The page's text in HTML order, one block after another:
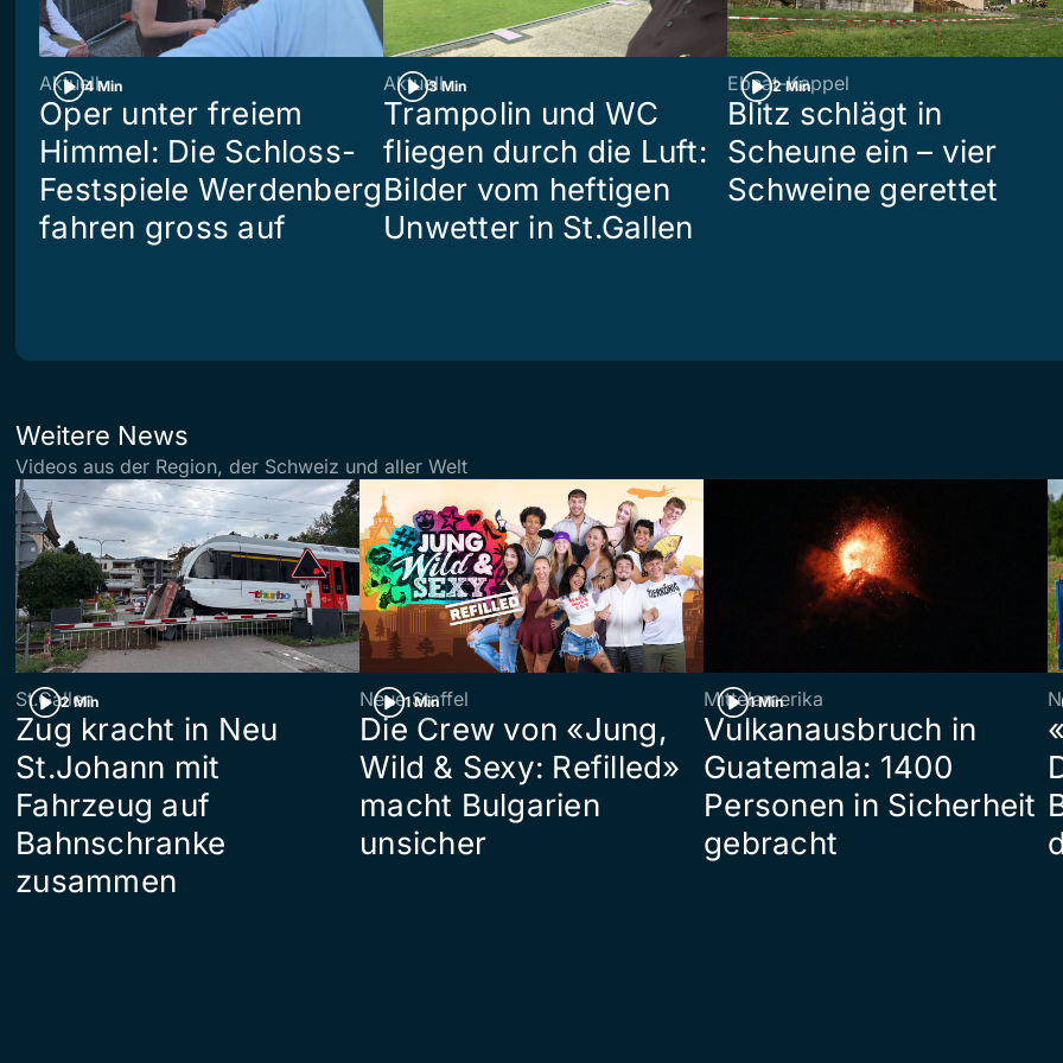
4 Min
Aktuell
Oper unter freiem
Himmel: Die Schloss-
Festspiele Werdenberg
fahren gross auf
3 Min
Aktuell
Trampolin und WC
fliegen durch die Luft:
Bilder vom heftigen
Unwetter in St.Gallen
2 Min
Ebnat-Kappel
Blitz schlägt in
Scheune ein – vier
Schweine gerettet
Weitere News
Videos aus der Region, der Schweiz und aller Welt
2 Min
St.Gallen
Zug kracht in Neu
St.Johann mit
Fahrzeug auf
Bahnschranke
zusammen
1 Min
Neue Staffel
Die Crew von «Jung,
Wild & Sexy: Refilled»
macht Bulgarien
unsicher
1 Min
Mittelamerika
Vulkanausbruch in
Guatemala: 1400
Personen in Sicherheit
gebracht